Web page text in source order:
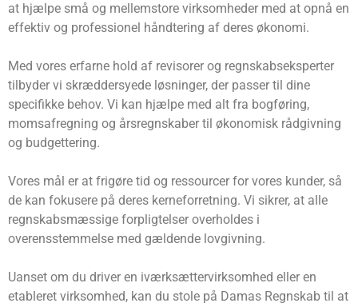
at hjælpe små og mellemstore virksomheder med at opnå en
effektiv og professionel håndtering af deres økonomi.
Med vores erfarne hold af revisorer og regnskabseksperter
tilbyder vi skræddersyede løsninger, der passer til dine
specifikke behov. Vi kan hjælpe med alt fra bogføring,
momsafregning og årsregnskaber til økonomisk rådgivning
og budgettering.
Vores mål er at frigøre tid og ressourcer for vores kunder, så
de kan fokusere på deres kerneforretning. Vi sikrer, at alle
regnskabsmæssige forpligtelser overholdes i
overensstemmelse med gældende lovgivning.
Uanset om du driver en iværksættervirksomhed eller en
etableret virksomhed, kan du stole på Damas Regnskab til at